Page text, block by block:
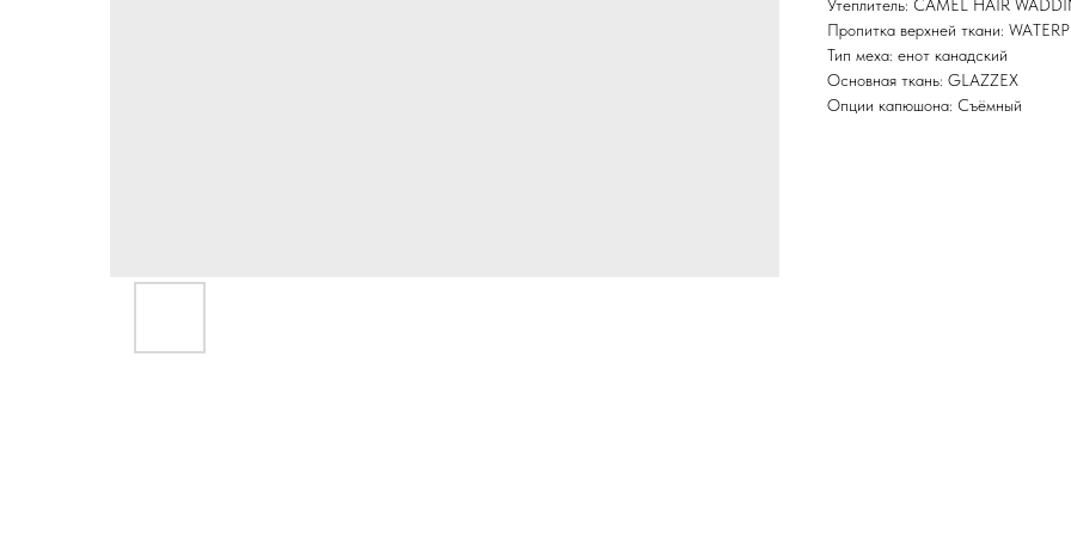
Утеплитель: CAMEL HAIR
Пропитка верхней ткани:
Тип меха: енот канадский
Основная ткань: GLAZZEX
Опции капюшона: Съёмный